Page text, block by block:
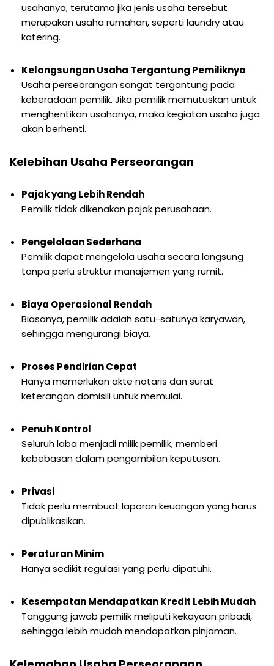
usahanya, terutama jika jenis usaha tersebut
merupakan usaha rumahan, seperti laundry atau
katering.
Kelangsungan Usaha Tergantung Pemiliknya
Usaha perseorangan sangat tergantung pada
keberadaan pemilik. Jika pemilik memutuskan untuk
menghentikan usahanya, maka kegiatan usaha juga
akan berhenti.
Kelebihan Usaha Perseorangan
Pajak yang Lebih Rendah
Pemilik tidak dikenakan pajak perusahaan.
Pengelolaan Sederhana
Pemilik dapat mengelola usaha secara langsung
tanpa perlu struktur manajemen yang rumit.
Biaya Operasional Rendah
Biasanya, pemilik adalah satu-satunya karyawan,
sehingga mengurangi biaya.
Proses Pendirian Cepat
Hanya memerlukan akte notaris dan surat
keterangan domisili untuk memulai.
Penuh Kontrol
Seluruh laba menjadi milik pemilik, memberi
kebebasan dalam pengambilan keputusan.
Privasi
Tidak perlu membuat laporan keuangan yang harus
dipublikasikan.
Peraturan Minim
Hanya sedikit regulasi yang perlu dipatuhi.
Kesempatan Mendapatkan Kredit Lebih Mudah
Tanggung jawab pemilik meliputi kekayaan pribadi,
sehingga lebih mudah mendapatkan pinjaman.